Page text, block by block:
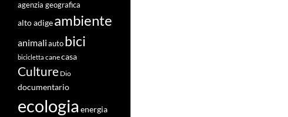
agenzia geografica
alto adigeambiente
animali auto bici
bicicletta canecasa
Culture Dio
documentario
ecologia energia